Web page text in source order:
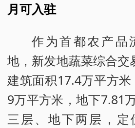
月可入驻
作为首都农产品
地，新发地蔬菜综合交
建筑面积17.4万平方
9万平方米，地下7.81
三层、地下两层，定